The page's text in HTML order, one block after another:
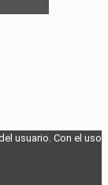
usuario. Con el uso